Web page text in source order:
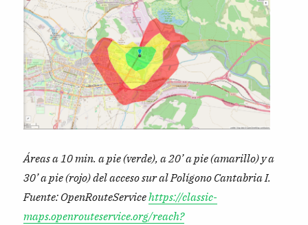
Áreas a 10 min. a pie (verde), a 20’ a pie (amarillo) y a
30’ a pie (rojo) del acceso sur al Polígono Cantabria I.
Fuente: OpenRouteServicehttps://classic-
maps.openrouteservice.org/reach?